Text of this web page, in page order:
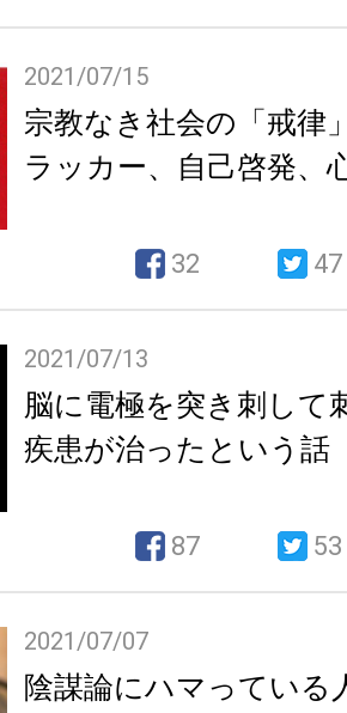
2021/07/15
宗教なき社会の「戒律
ラッカー、自己啓発、
32 47
2021/07/13
脳に電極を突き刺して
疾患が治ったという話
87 53
2021/07/07
陰謀論にハマっている